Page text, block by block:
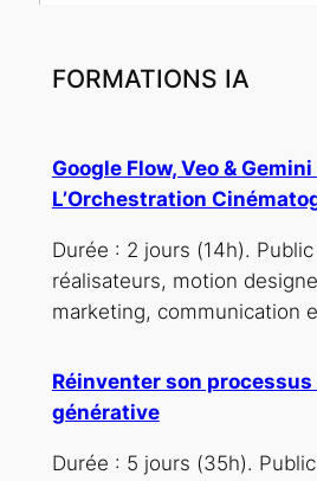
FORMATIONS IA
Google Flow, Veo &
L’Orchestration
Durée : 2 jours (14h). Public
réalisateurs, motion
marketing, communication
Réinventer son processus
générative
Durée : 5 jours (35h).